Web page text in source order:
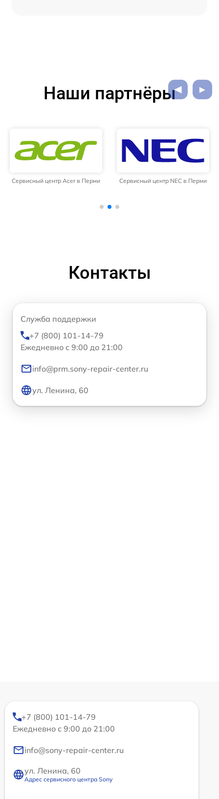
Наши партнёры
Сервисный центр Acer в Перми Сервисный центр NEC в Перми
Контакты
Служба поддержки
+7 (800) 101-14-79
Ежедневно с 9:00 до 21:00
info@prm.sony-repair-center.ru
ул. Ленина, 60
+7 (800) 101-14-79
Ежедневно с 9:00 до 21:00
info@sony-repair-center.ru
ул. Ленина, 60
Адрес сервисного центра Sony